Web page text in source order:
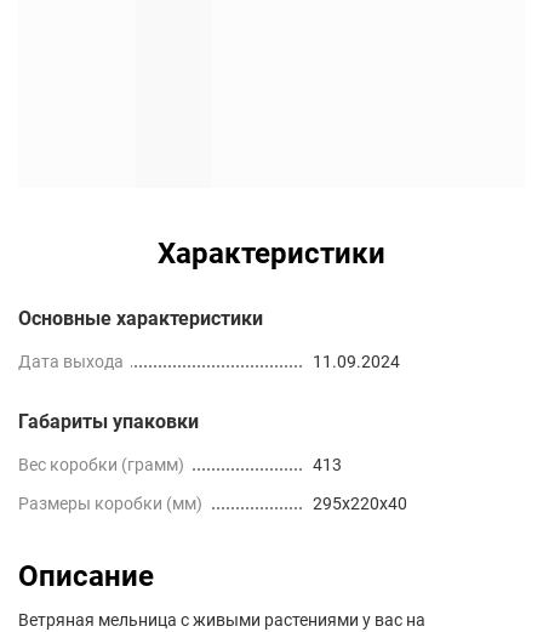
Характеристики
Основные характеристики
Дата выхода 11.09.2024
Габариты упаковки
Вес коробки (грамм)
413
Размеры коробки (мм)
295x220x40
Описание
Ветряная мельница с живыми растениями у вас на